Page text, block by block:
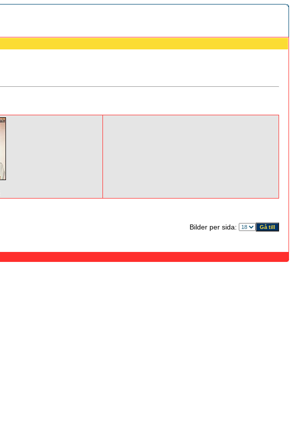
Bilder per sida: